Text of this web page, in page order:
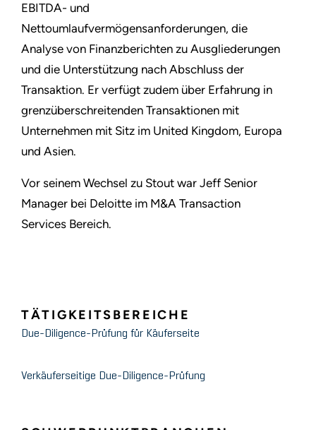
EBITDA- und
Nettoumlaufvermögensanforderungen, die
Analyse von Finanzberichten zu Ausgliederungen
und die Unterstützung nach Abschluss der
Transaktion. Er verfügt zudem über Erfahrung in
grenzüberschreitenden Transaktionen mit
Unternehmen mit Sitz im United Kingdom, Europa
und Asien.
Vor seinem Wechsel zu Stout war Jeff Senior
Manager bei Deloitte im M&A Transaction
Services Bereich.
TÄTIGKEITSBEREICHE
Due-Diligence-Prüfung für Käuferseite
Verkäuferseitige Due-Diligence-Prüfung